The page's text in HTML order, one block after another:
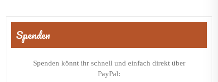
Beitragsnavigation
Spenden
Spenden könnt ihr schnell und einfach direkt über
PayPal: